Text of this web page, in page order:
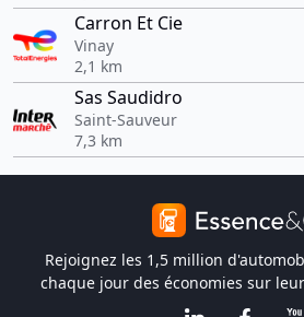
Carron Et Cie
Vinay
2,1 km
Sas Saudidro
Saint-Sauveur
7,3 km
Rejoignez les 1,5 million
chaque jour des économies sur